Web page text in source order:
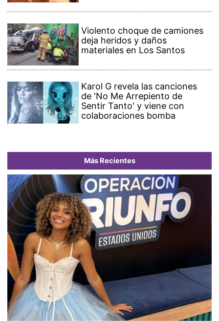
Violento choque de camiones
deja heridos y daños
materiales en Los Santos
Karol G revela las canciones
de 'No Me Arrepiento de
Sentir Tanto' y viene con
colaboraciones bomba
Más Recientes